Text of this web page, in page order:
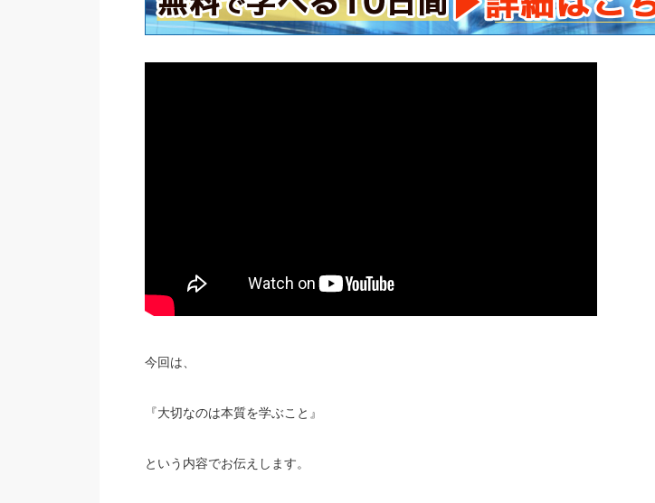
今回は、
『大切なのは本質を学ぶこと』
という内容でお伝えします。